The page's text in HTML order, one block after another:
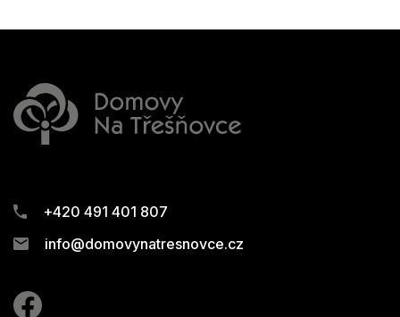
+420 491 401 807
info@domovynatresnovce.cz